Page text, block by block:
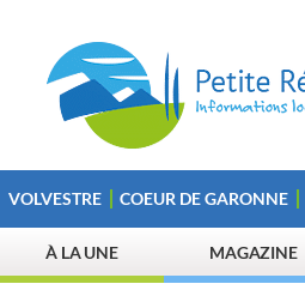
VOLVESTRE COEUR DE GARONNE
À LA UNE MAGAZINE